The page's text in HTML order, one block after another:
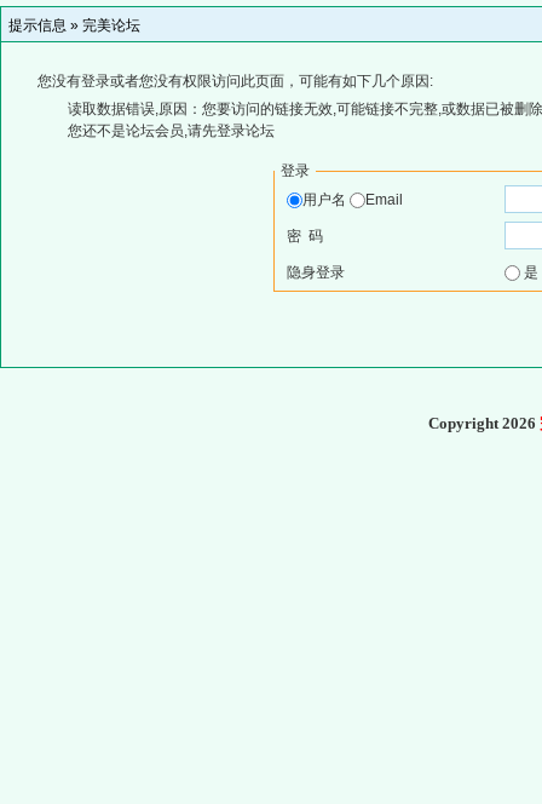
提示信息 » 完美论坛
您没有登录或者您没有权限访问此页面，可能有如下几个原因:
读取数据错误,原因：您要访问的链接无效,可能链接不完整,或数据已被删
您还不是论坛会员,请先登录论坛
登录
用户名
Email
密 码
隐身登录
Copyright 2026